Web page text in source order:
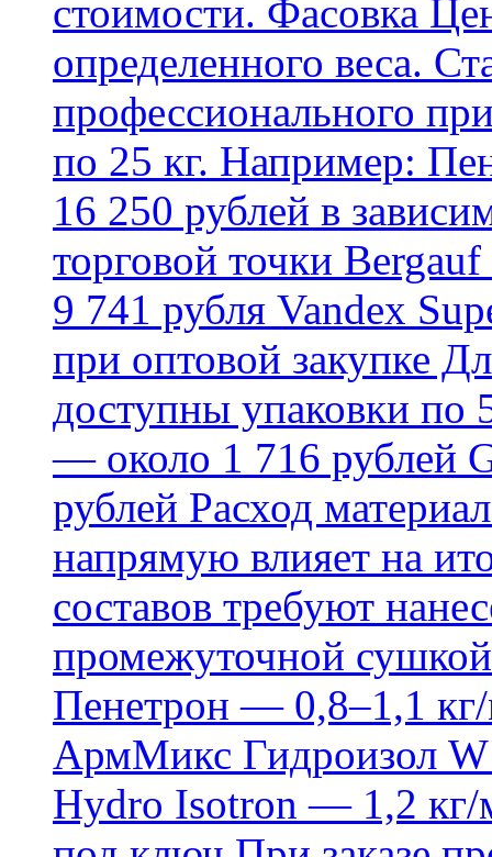
стоимости. Фасовка
определенного веса.
профессионального
по 25 кг. Например:
16 250 рублей в
торговой точки
9 741 рубля Vandex
при оптовой закупке
доступны упаковки по
— около 1 716 рублей
рублей Расход
напрямую влияет на
составов требуют
промежуточной
Пенетрон — 0,8–1,1 кг/
АрмМикс Гидроизол
Hydro Isotron — 1,2 кг/